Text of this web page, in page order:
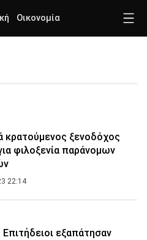
Οικονομία
κρατούμενος ξενοδόχος
φιλοξενία παράνομων
22:14
εξαπάτησαν